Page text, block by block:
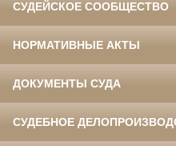
СУДЕЙСКОЕ СООБЩЕСТВО
НОРМАТИВНЫЕ АКТЫ
ДОКУМЕНТЫ СУДА
СУДЕБНОЕ